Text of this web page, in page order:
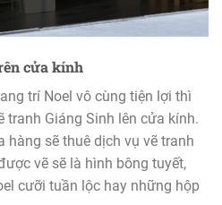
cửa kính
trí Noel vô cùng tiện lợi thì
tranh Giáng Sinh lên cửa kính.
sẽ thuê dịch vụ vẽ tranh
vẽ sẽ là hình bông tuyết,
cưỡi tuần lộc hay những hộp